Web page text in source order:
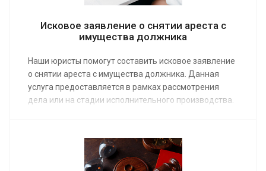
Исковое заявление о снятии ареста с
имущества должника
Наши юристы помогут составить исковое заявление
о снятии ареста с имущества должника. Данная
услуга предоставляется в рамках рассмотрения
дела или на стадии исполнительного производства.
имущественных и финансовых прав от
необоснованного ареста и сможет вернуть
собственность в минимальные сроки.